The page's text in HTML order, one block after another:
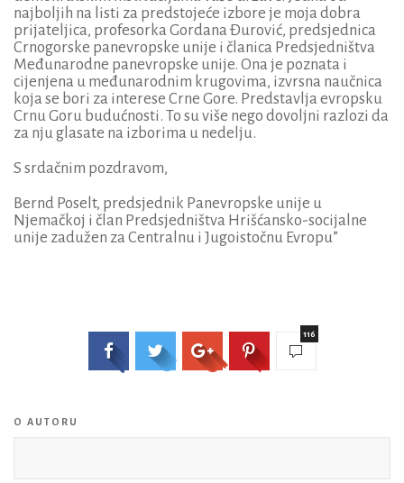
najboljih na listi za predstojeće izbore je moja dobra
prijateljica, profesorka Gordana Ðurović, predsjednica
Crnogorske panevropske unije i članica Predsjedništva
Međunarodne panevropske unije. Ona je poznata i
cijenjena u međunarodnim krugovima, izvrsna naučnica
koja se bori za interese Crne Gore. Predstavlja evropsku
Crnu Goru budućnosti. To su više nego dovoljni razlozi da
za nju glasate na izborima u nedelju.
S srdačnim pozdravom,
Bernd Poselt, predsjednik Panevropske unije u
Njemačkoj i član Predsjedništva Hrišćansko-socijalne
unije zadužen za Centralnu i Jugoistočnu Evropu”
116
O AUTORU